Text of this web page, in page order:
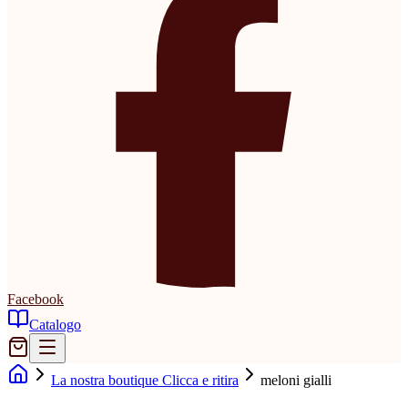
Facebook
Catalogo
La nostra boutique Clicca e ritira meloni gialli